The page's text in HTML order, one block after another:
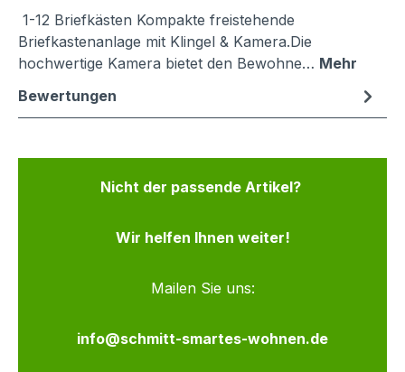
1-12 Briefkästen Kompakte freistehende
Briefkastenanlage mit Klingel & Kamera.Die
hochwertige Kamera bietet den Bewohne… Mehr
Bewertungen
Nicht der passende Artikel?
Wir helfen Ihnen weiter!
Mailen Sie uns:
info@schmitt-smartes-wohnen.de